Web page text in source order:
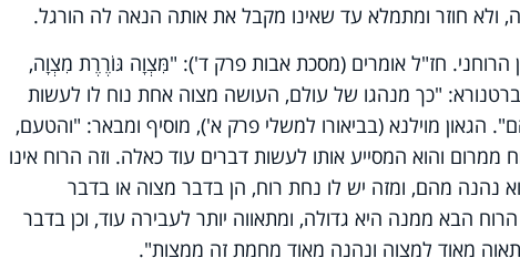
ולא חוזר ומתמלא עד שאינו מקבל את אותה הנאה לה הורגל.
הרוחני. חז"ל אומרים (מסכת אבות פרק ד'): "מִּצְוָה גּוֹרֶרֶת מִצְוָה,
"כך מנהגו של עולם, העושה מצוה אחת נוח לו לעשות
מוילנא (בביאורו למשלי פרק א'), מוסיף ומבאר: "והטעם,
והוא המסייע אותו לעשות דברים עוד כאלה. וזה הרוח אינו
נהנה מהם, ומזה יש לו נחת רוח, הן בדבר מצוה או בדבר
הבא ממנה היא גדולה, ומתאווה יותר לעבירה עוד, וכן בדבר
מאוד למצוה ונהנה מאוד מחמת זה ממצות".